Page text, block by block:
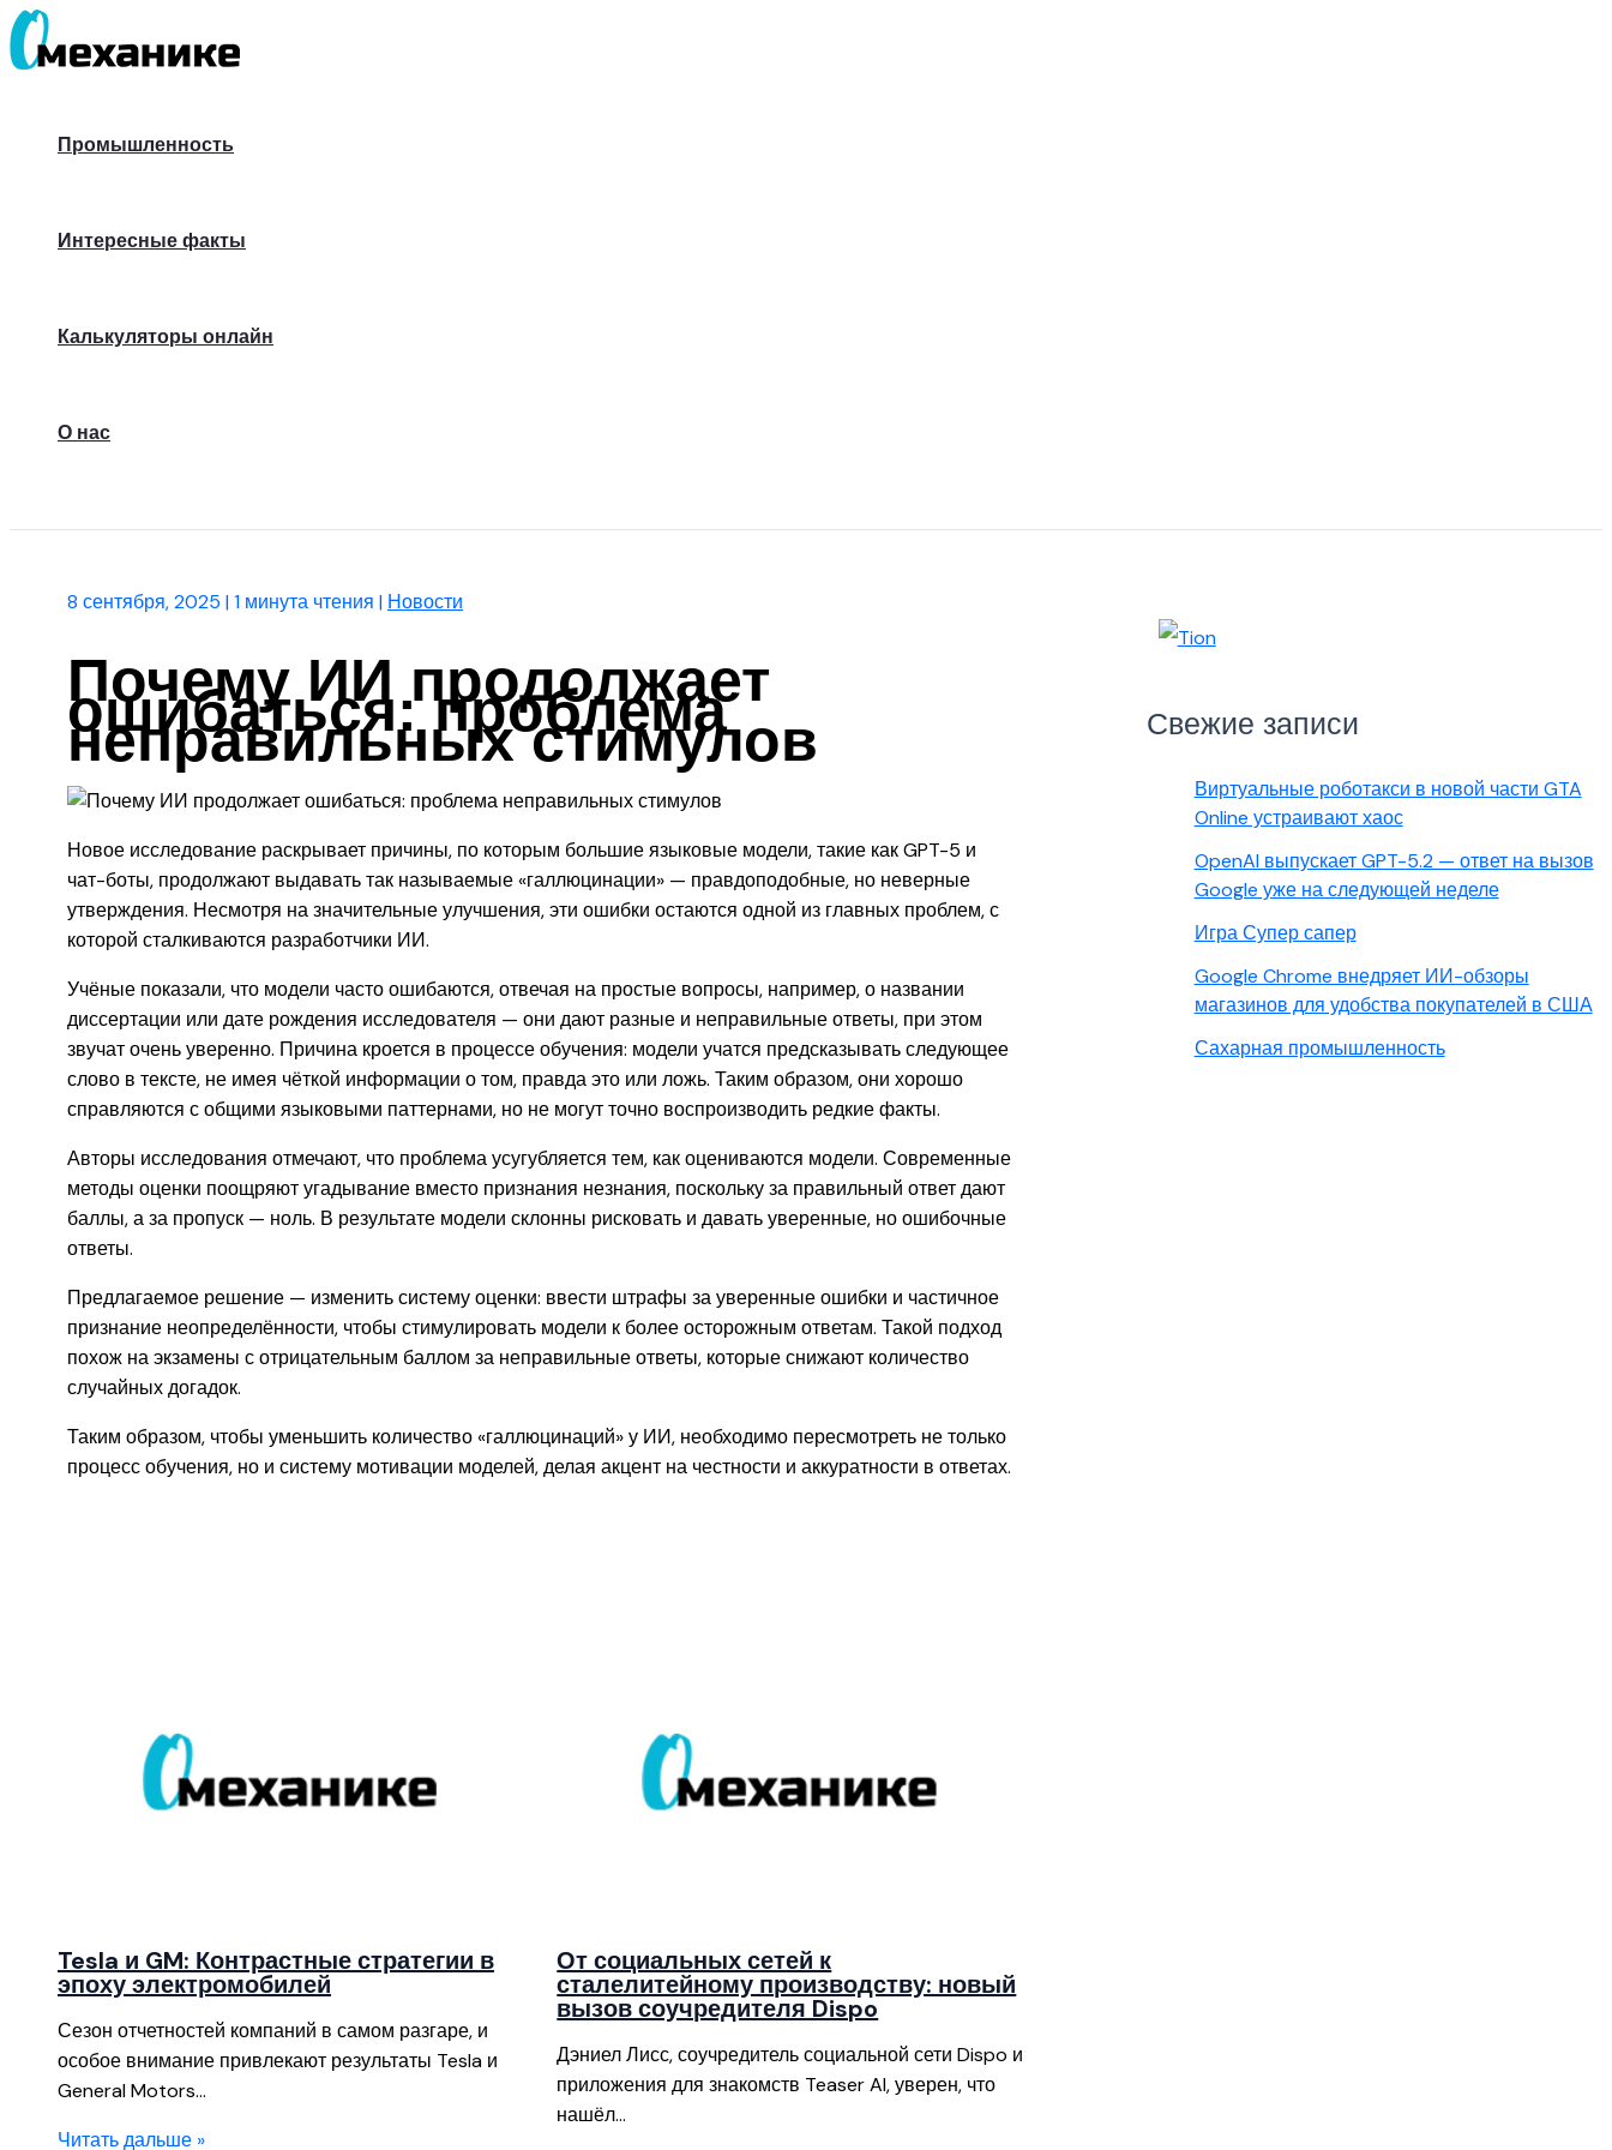
Перейти
к
Промышленность
Интересные факты
Калькуляторы онлайн
О нас
8 сентября, 2025 |1 минута чтения | Новости
Почему ИИ продолжает
ошибаться: проблема
неправильных стимулов
Новое исследование раскрывает причины, по которым большие языковые модели, такие как GPT-5 и
чат-боты, продолжают выдавать так называемые «галлюцинации» — правдоподобные, но неверные
утверждения. Несмотря на значительные улучшения, эти ошибки остаются одной из главных проблем, с
которой сталкиваются разработчики ИИ.
Учёные показали, что модели часто ошибаются, отвечая на простые вопросы, например, о названии
диссертации или дате рождения исследователя — они дают разные и неправильные ответы, при этом
звучат очень уверенно. Причина кроется в процессе обучения: модели учатся предсказывать следующее
слово в тексте, не имея чёткой информации о том, правда это или ложь. Таким образом, они хорошо
справляются с общими языковыми паттернами, но не могут точно воспроизводить редкие факты.
Авторы исследования отмечают, что проблема усугубляется тем, как оцениваются модели. Современные
методы оценки поощряют угадывание вместо признания незнания, поскольку за правильный ответ дают
баллы, а за пропуск — ноль. В результате модели склонны рисковать и давать уверенные, но ошибочные
ответы.
Предлагаемое решение — изменить систему оценки: ввести штрафы за уверенные ошибки и частичное
признание неопределённости, чтобы стимулировать модели к более осторожным ответам. Такой подход
похож на экзамены с отрицательным баллом за неправильные ответы, которые снижают количество
случайных догадок.
Таким образом, чтобы уменьшить количество «галлюцинаций» у ИИ, необходимо пересмотреть не только
процесс обучения, но и систему мотивации моделей, делая акцент на честности и аккуратности в ответах.
Tesla и GM: Контрастные стратегии в
эпоху электромобилей
Сезон отчетностей компаний в самом разгаре, и
особое внимание привлекают результаты Tesla и
General Motors…
Читать дальше »
От социальных сетей к
сталелитейному производству: новый
вызов соучредителя Dispo
Дэниел Лисс, соучредитель социальной сети Dispo и
приложения для знакомств Teaser AI, уверен, что
нашёл…
Свежие записи
Виртуальные роботакси в новой части GTA
Online устраивают хаос
OpenAI выпускает GPT-5.2 — ответ на вызов
Google уже на следующей неделе
Игра Супер сапер
Google Chrome внедряет ИИ-обзоры
магазинов для удобства покупателей в США
Сахарная промышленность